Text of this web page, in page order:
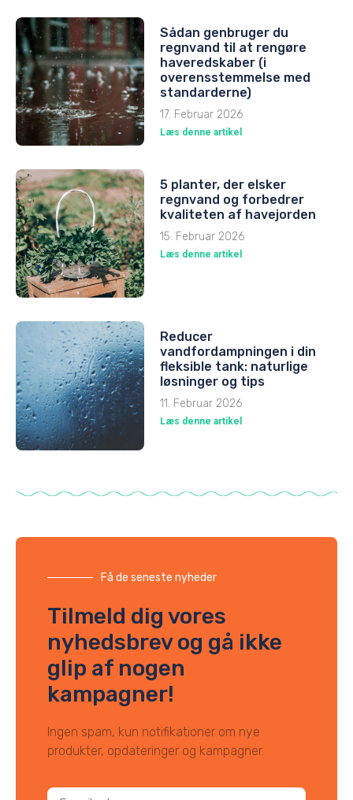
Sådan genbruger du
regnvand til at rengøre
haveredskaber (i
overensstemmelse med
standarderne)
17. Februar 2026
Læs denne artikel
5 planter, der elsker
regnvand og forbedrer
kvaliteten af havejorden
15. Februar 2026
Læs denne artikel
Reducer
vandfordampningen i din
fleksible tank: naturlige
løsninger og tips
11. Februar 2026
Læs denne artikel
Få de seneste nyheder
Tilmeld dig vores
nyhedsbrev og gå ikke
glip af nogen
kampagner!
Ingen spam, kun notifikationer om nye
produkter, opdateringer og kampagner.